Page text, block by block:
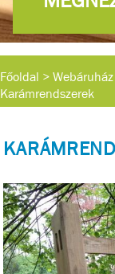
Főoldal >Webáruház
Karámrendszerek